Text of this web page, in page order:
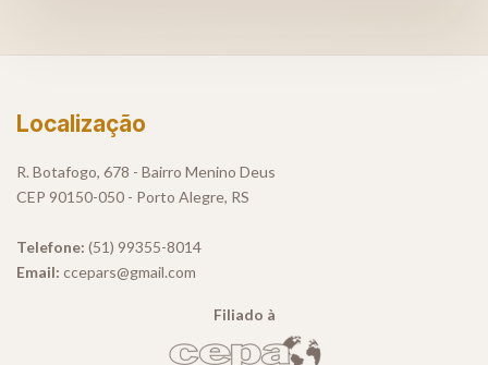
Localização
R. Botafogo, 678 - Bairro Menino Deus
CEP 90150-050 - Porto Alegre, RS
Telefone: (51) 99355-8014
Email: ccepars@gmail.com
Filiado à